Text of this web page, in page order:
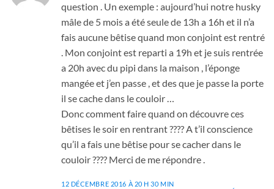
question . Un exemple : aujourd’hui notre husky
mâle de 5 mois a été seule de 13h a 16h et il n’a
fais aucune bêtise quand mon conjoint est rentré
. Mon conjoint est reparti a 19h et je suis rentrée
a 20h avec du pipi dans la maison , l’éponge
mangée et j’en passe , et des que je passe la porte
il se cache dans le couloir …
Donc comment faire quand on découvre ces
bêtises le soir en rentrant ???? A t’il conscience
qu’il a fais une bêtise pour se cacher dans le
couloir ???? Merci de me répondre .
12 DÉCEMBRE 2016 À 20 H 30 MIN